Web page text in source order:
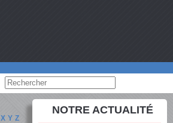
X Y Z
NOTRE ACTUALITÉ